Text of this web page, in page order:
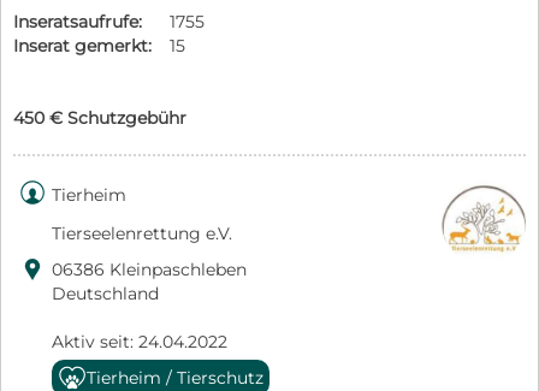
Inseratsaufrufe:
1755
Inserat gemerkt:
15
450 € Schutzgebühr
 Tierheim
Tierseelenrettung e.V.
 06386 Kleinpaschleben
Deutschland
Aktiv seit: 24.04.2022
Tierheim / Tierschutz